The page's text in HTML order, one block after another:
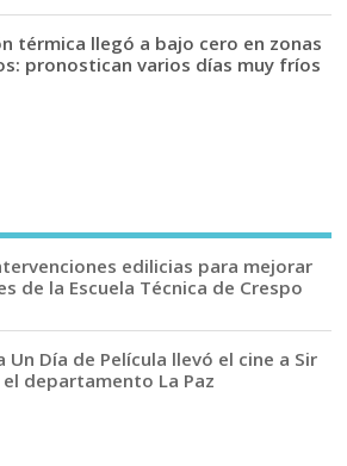
térmica llegó a bajo cero en zonas
pronostican varios días muy fríos
edilicias para mejorar
de la Escuela Técnica de Crespo
Un Día de Película llevó el cine a Sir
departamento La Paz